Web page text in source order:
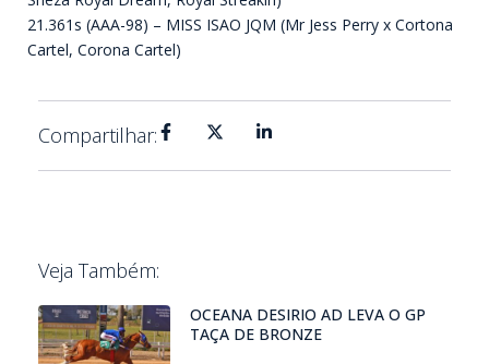
21.361s (AAA-98) – MISS ISAO JQM (Mr Jess Perry x Cortona
Cartel, Corona Cartel)
Compartilhar:
Veja Também:
OCEANA DESIRIO AD LEVA O GP
TAÇA DE BRONZE